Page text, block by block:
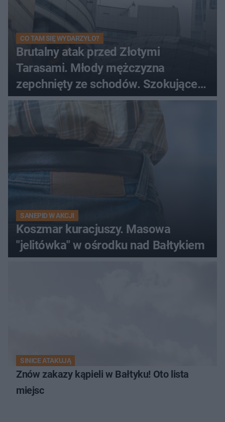
CO TAM SIĘ WYDARZYŁO?
Brutalny atak przed Złotymi
Tarasami. Młody mężczyzna
zepchnięty ze schodów. Szokujące
nagranie krąży po sieci
SANEPID W AKCJI
Koszmar kuracjuszy. Masowa
"jelitówka" w ośrodku nad Bałtykiem
SINICE ATAKUJĄ
Znów zakazy kąpieli w Bałtyku! Oto lista
miejsc